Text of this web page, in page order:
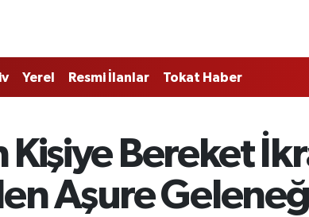
Yerel Resmi İlanlar Tokat Haber
Kişiye Bereket
Aşure